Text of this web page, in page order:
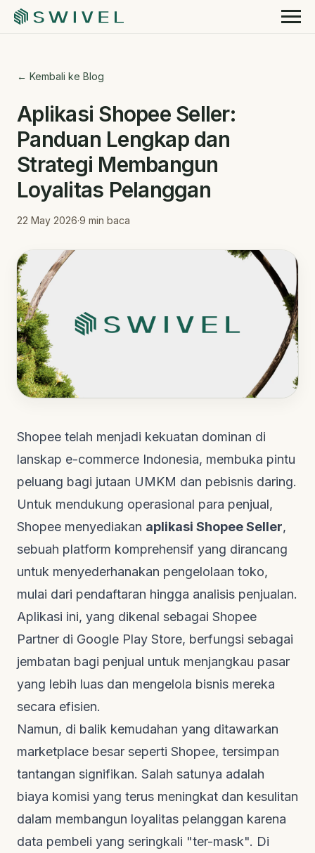
← Kembali ke Blog
Aplikasi Shopee Seller:
Panduan Lengkap dan
Strategi Membangun
Loyalitas Pelanggan
22 May 2026·9 min baca
Shopee telah menjadi kekuatan dominan di
lanskap e-commerce Indonesia, membuka pintu
peluang bagi jutaan UMKM dan pebisnis daring.
Untuk mendukung operasional para penjual,
Shopee menyediakan aplikasi Shopee Seller,
sebuah platform komprehensif yang dirancang
untuk menyederhanakan pengelolaan toko,
mulai dari pendaftaran hingga analisis penjualan.
Aplikasi ini, yang dikenal sebagai Shopee
Partner di Google Play Store, berfungsi sebagai
jembatan bagi penjual untuk menjangkau pasar
yang lebih luas dan mengelola bisnis mereka
secara efisien.
Namun, di balik kemudahan yang ditawarkan
marketplace besar seperti Shopee, tersimpan
tantangan signifikan. Salah satunya adalah
biaya komisi yang terus meningkat dan kesulitan
dalam membangun loyalitas pelanggan karena
data pembeli yang seringkali "ter-mask". Di